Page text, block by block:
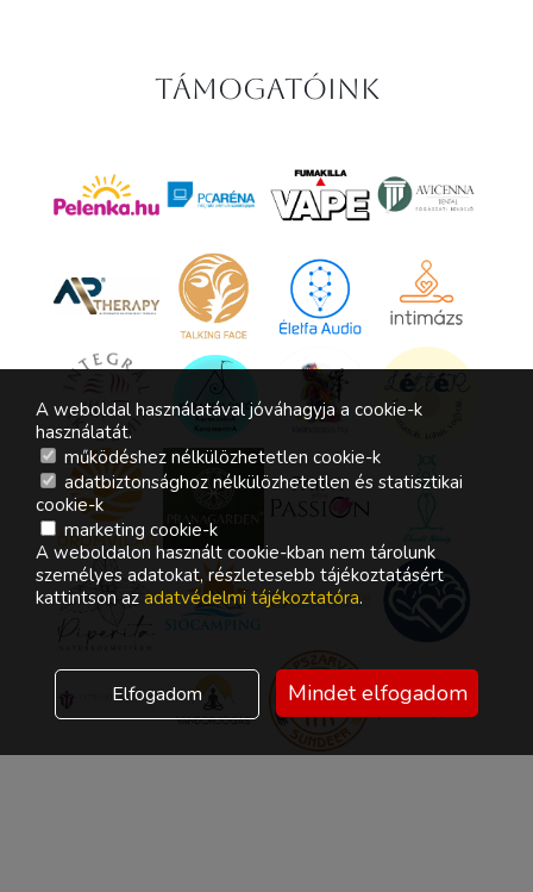
Támogatóink
A weboldal használatával jóváhagyja a cookie-k
használatát.
működéshez nélkülözhetetlen cookie-k
adatbiztonsághoz nélkülözhetetlen és statisztikai
cookie-k
marketing cookie-k
A weboldalon használt cookie-kban nem tárolunk
személyes adatokat, részletesebb tájékoztatásért
kattintson az adatvédelmi tájékoztatóra.
Elfogadom Mindet elfogadom